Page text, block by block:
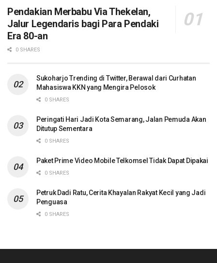
Pendakian Merbabu Via Thekelan,
Jalur Legendaris bagi Para Pendaki
Era 80-an
0 SHARES
Sukoharjo Trending di Twitter, Berawal dari Curhatan
Mahasiswa KKN yang Mengira Pelosok
0 SHARES
Peringati Hari Jadi Kota Semarang, Jalan Pemuda Akan
Ditutup Sementara
0 SHARES
Paket Prime Video Mobile Telkomsel Tidak Dapat Dipakai
0 SHARES
Petruk Dadi Ratu, Cerita Khayalan Rakyat Kecil yang Jadi
Penguasa
0 SHARES